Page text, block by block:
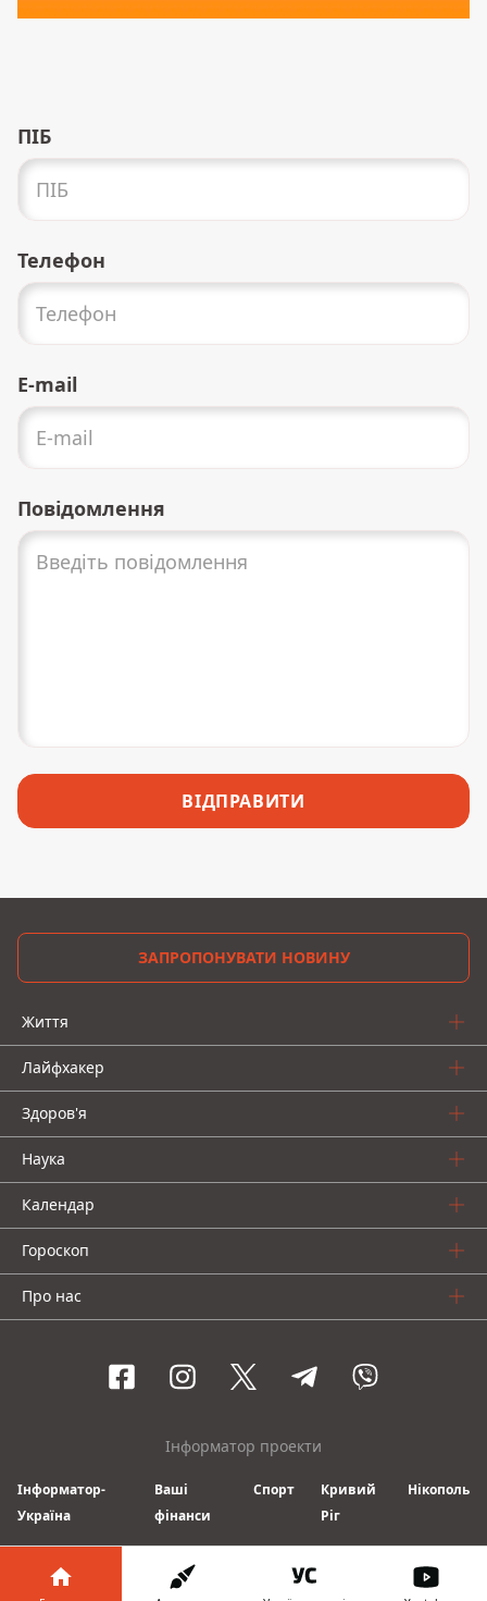
ПІБ
Телефон
E-mail
Повідомлення
ВІДПРАВИТИ
ЗАПРОПОНУВАТИ НОВИНУ
Життя
Лайфхакер
Здоров'я
Наука
Календар
Гороскоп
Про нас
Інформатор проекти
Інформатор-
Україна
Ваші
фінанси
Спорт
Кривий
Ріг
Нікополь
© 2016-2026 Informator